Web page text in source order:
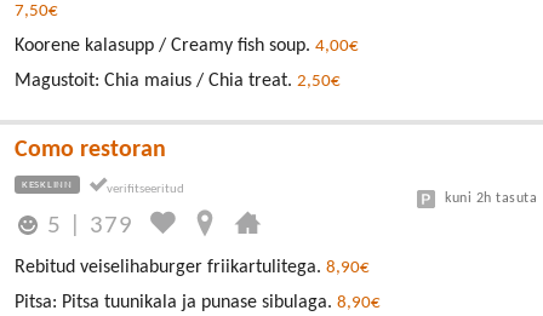
7,50€
Koorene kalasupp / Creamy fish soup. 4,00€
Magustoit: Chia maius / Chia treat. 2,50€
Como restoran
KESKLINN
5 379
kuni 2h tasuta
Rebitud veiselihaburger friikartulitega. 8,90€
Pitsa: Pitsa tuunikala ja punase sibulaga. 8,90€